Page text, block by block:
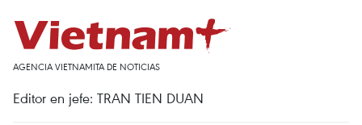
AGENCIA VIETNAMITA DE NOTICIAS
Editor en jefe: TRAN TIEN DUAN